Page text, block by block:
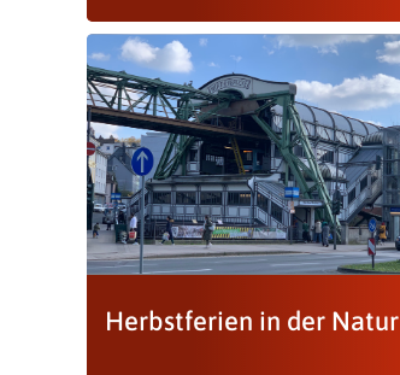
Herbstferien in der Natur